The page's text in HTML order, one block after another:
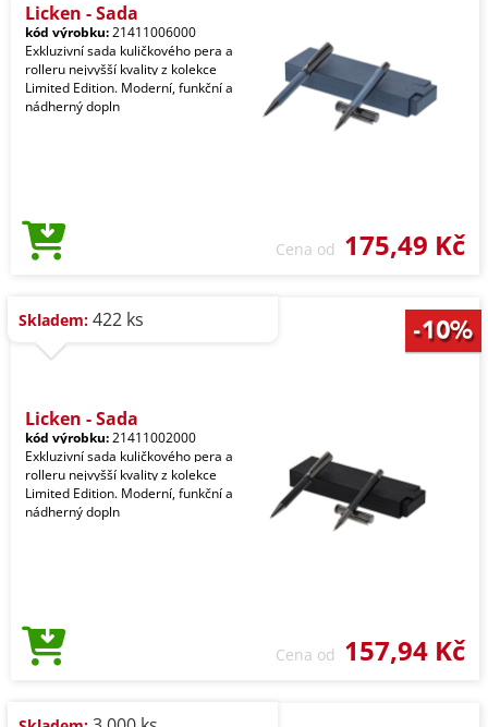
Licken - Sada
kód výrobku:21411006000
Exkluzivní sada kuličkového pera a
rolleru nejvyšší kvality z kolekce
Limited Edition. Moderní, funkční a
nádherný dopln
Cena od 175,49 Kč
Skladem: 422 ks
Licken - Sada
kód výrobku:21411002000
Exkluzivní sada kuličkového pera a
rolleru nejvyšší kvality z kolekce
Limited Edition. Moderní, funkční a
nádherný dopln
Cena od 157,94 Kč